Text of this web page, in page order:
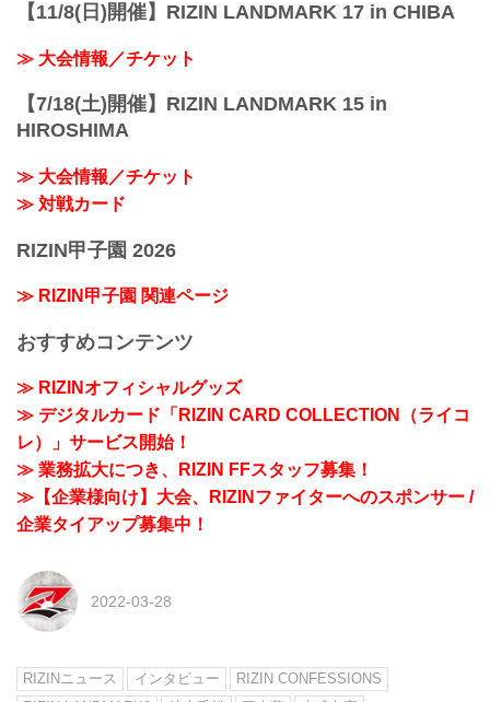
【11/8(日)開催】RIZIN LANDMARK 17 in CHIBA
≫ 大会情報／チケット
【7/18(土)開催】RIZIN LANDMARK 15 in
HIROSHIMA
≫ 大会情報／チケット
≫ 対戦カード
RIZIN甲子園 2026
≫ RIZIN甲子園 関連ページ
おすすめコンテンツ
≫ RIZINオフィシャルグッズ
≫ デジタルカード「RIZIN CARD COLLECTION（ライコ
レ）」サービス開始！
≫ 業務拡大につき、RIZIN FFスタッフ募集！
≫【企業様向け】大会、RIZINファイターへのスポンサー /
企業タイアップ募集中！
2022-03-28
RIZINニュース インタビュー
RIZIN CONFESSIONS